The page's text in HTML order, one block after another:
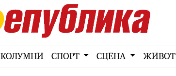
КОЛУМНИ СПОРТ СЦЕНА ЖИВОТ